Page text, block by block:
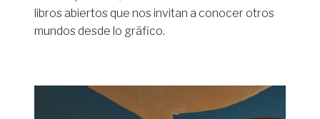
libros abiertos que nos invitan a conocer otros
mundos desde lo gráfico.